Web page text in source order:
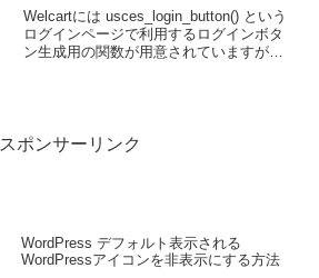
Welcartには usces_login_button() という
ログインページで利用するログインボタ
ン生成用の関数が用意されていますが、
スポンサーリンク
WordPress デフォルト表示される
WordPressアイコンを非表示にする方法